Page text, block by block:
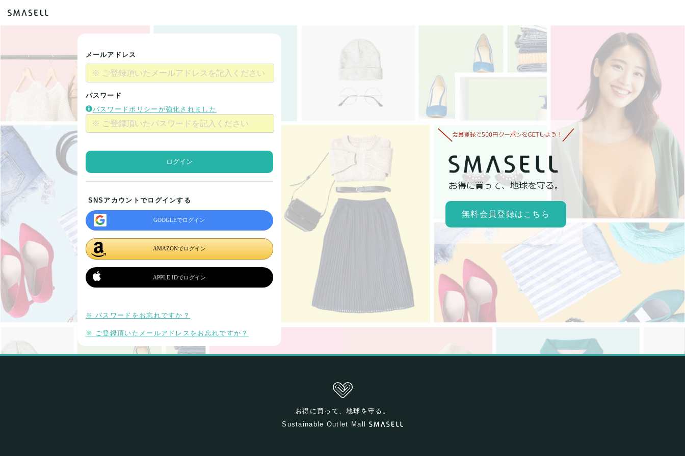
メールアドレス
パスワード
パスワードポリシーが強化されました
ログイン
SNSアカウントでログインする
GOOGLEでログイン
AMAZONでログイン
APPLE IDでログイン
※ パスワードをお忘れですか？
※ ご登録頂いたメールアドレスをお忘れですか？
無料会員登録はこちら
お得に買って、地球を守る。
Sustainable Outlet Mall